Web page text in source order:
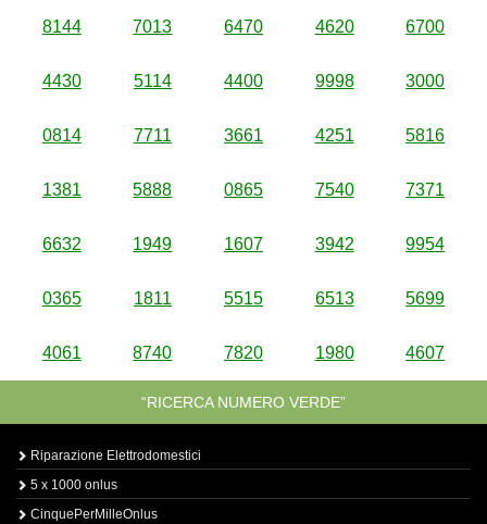
8144 7013 6470 4620 6700
4430 5114 4400 9998 3000
0814 7711 3661 4251 5816
1381 5888 0865 7540 7371
6632 1949 1607 3942 9954
0365 1811 5515 6513 5699
4061 8740 7820 1980 4607
“RICERCA NUMERO VERDE”
Riparazione Elettrodomestici
5 x 1000 onlus
CinquePerMilleOnlus